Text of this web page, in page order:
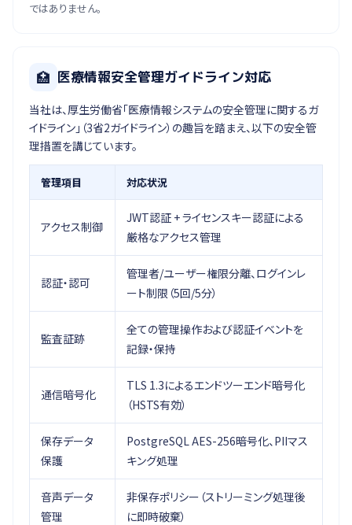
ではありません。
🏥 医療情報安全管理ガイドライン対応
当社は、厚生労働省「医療情報システムの安全管理に関するガ
イドライン」（3省2ガイドライン）の趣旨を踏まえ、以下の安全管
理措置を講じています。
管理項目 対応状況
アクセス制御
JWT認証 + ライセンスキー認証による
厳格なアクセス管理
認証・認可
管理者/ユーザー権限分離、ログインレ
ート制限（5回/5分）
監査証跡
全ての管理操作および認証イベントを
記録・保持
通信暗号化
TLS 1.3によるエンドツーエンド暗号化
（HSTS有効）
保存データ
保護
PostgreSQL AES-256暗号化、PIIマス
キング処理
音声データ
管理
非保存ポリシー（ストリーミング処理後
に即時破棄）